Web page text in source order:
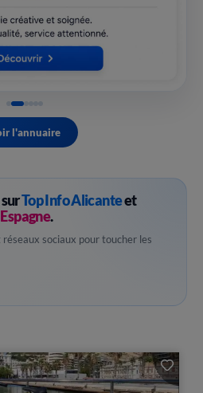
l'annuaire
Top Info Alicanteet
.
sociaux pour toucher les